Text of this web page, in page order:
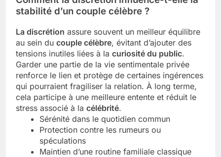
stabilité d’un couple célèbre ?
La discrétion assure souvent un meilleur équilibre
au sein du couple célèbre, évitant d’ajouter des
tensions inutiles liées à la curiosité du public.
Garder une partie de la vie sentimentale privée
renforce le lien et protège de certaines ingérences
qui pourraient fragiliser la relation. À long terme,
cela participe à une meilleure entente et réduit le
stress associé à la célébrité.
Sérénité dans le quotidien commun
Protection contre les rumeurs ou
spéculations
Maintien d’une routine familiale classique